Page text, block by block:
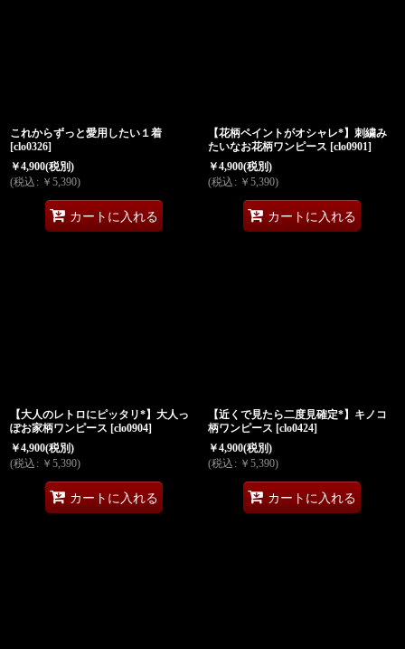
これからずっと愛用したい１着
[clo0326]
￥4,900(税別)
(税込 : ￥ 5,390)
カートに入れる
【花柄ペイントがオシャレ*】刺繍み
たいなお花柄ワンピース [clo0901]
￥4,900(税別)
(税込 : ￥ 5,390)
カートに入れる
【大人のレトロにピッタリ*】大人っ
ぽお家柄ワンピース [clo0904]
￥4,900(税別)
(税込 : ￥ 5,390)
カートに入れる
【近くで見たら二度見確定*】キノコ
柄ワンピース [clo0424]
￥4,900(税別)
(税込 : ￥ 5,390)
カートに入れる